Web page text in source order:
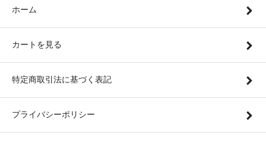
ホーム
カートを見る
特定商取引法に基づく表記
プライバシーポリシー